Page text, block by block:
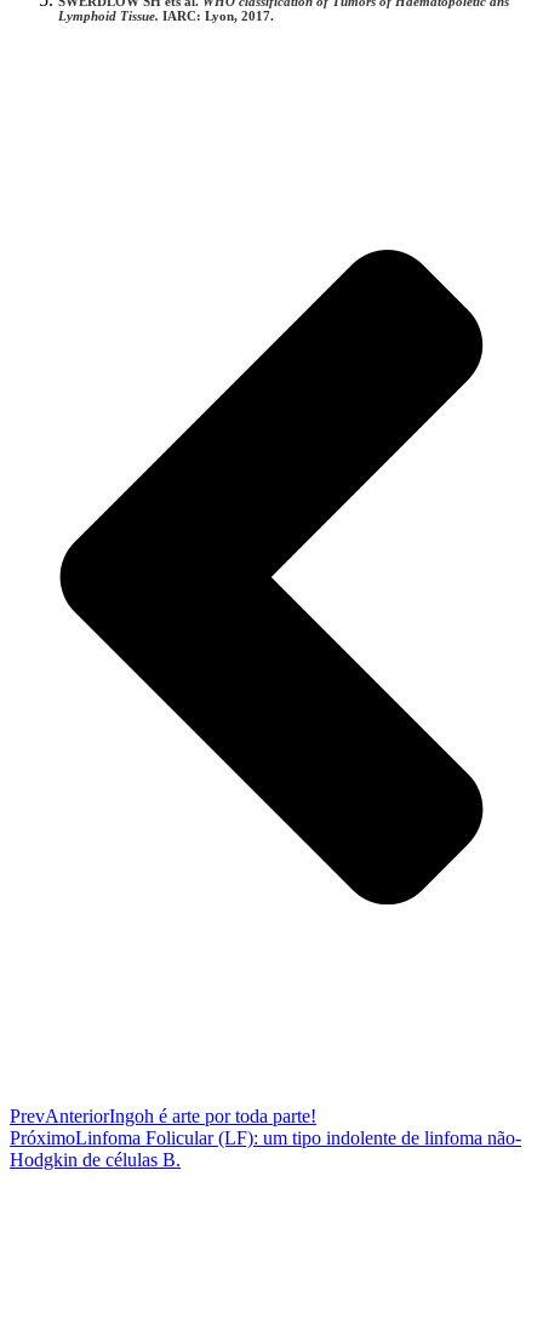
Lymphoid Tissue. IARC: Lyon, 2017.
PrevAnteriorIngoh é arte por toda parte!
PróximoLinfoma Folicular (LF): um tipo indolente de linfoma não-
Hodgkin de células B.